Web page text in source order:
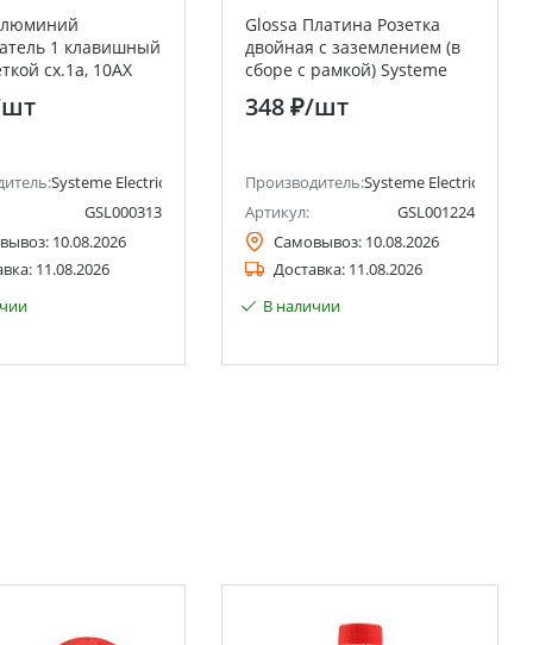
1 клавишный
сх.1а, 10АХ
Systeme Electric (ранее Schneider Electric)
GSL000313
10.08.2026
11.08.2026
Glossa Платина Розетка
двойная с заземлением (в
сборе с рамкой) Systeme
Electric (Schneider Electric)
348 ₽/шт
Производитель:Systeme Electric
Артикул:
GSL001224
Самовывоз: 10.08.2026
Доставка: 11.08.2026
В наличии